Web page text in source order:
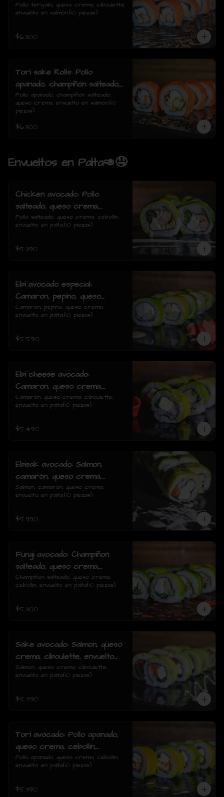
ciboulette, envuelto en
salmón.
Pollo teriyaki, queso crema, ciboulette,
envuelto en salmón.(10 piezas)
$6.300
Tori sake Rolls: Pollo
apanado, champiñón salteado,
queso crema, envuelto en
salmón.
Pollo apanado, champiñón salteado,
queso crema, envuelto en salmón.(10
piezas)
$6.300
Envueltos en Palta🥑🤤
Chicken avocado: Pollo
salteado, queso crema,
cebollin, envuelto en palta.
Pollo salteado, queso crema, cebollín,
envuelto en palta.(10 piezas)
$5.390
Ebi avocado especial:
Camaron, pepino, queso
crema, envuelto en palta.
Camaron, pepino, queso crema,
envuelto en palta.(10 piezas)
$5.590
Ebi cheese avocado:
Camaron, queso crema,
ciboulette, envuelto en palta
Camarón, queso crema, ciboulette,
envuelto en palta(10 piezas)
$5.490
Ebisak avocado: Salmon,
camarón, queso crema,
envuelto en palta.
Salmon, camarón, queso crema,
envuelto en palta.(10 piezas)
$5.990
Fungi avocado: Champiñon
salteado, queso crema,
cebollin, envuelto en palta
Champiñon salteado, queso crema,
cebollin, envuelto en palta(10 piezas)
$5.300
Sake avocado: Salmon, queso
crema, ciboulette, envuelto
en palta
Salmon, queso crema, ciboulette,
envuelto en palta(10 piezas)
$5.790
Tori avocado: Pollo apanado,
queso crema, cebollin,
envuelto en palta
Pollo apanado, queso crema, cebollin,
envuelto en palta(10 piezas)
$5.390